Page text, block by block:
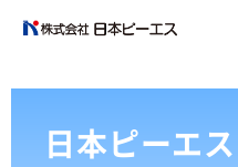
日本ピーエ